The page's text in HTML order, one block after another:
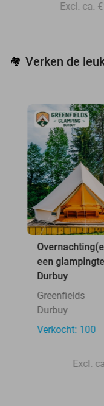
Excl. ca.
🏘️ Verken de
een
Durbuy
Greenfields
Durbuy
Verkocht: 100
Excl.